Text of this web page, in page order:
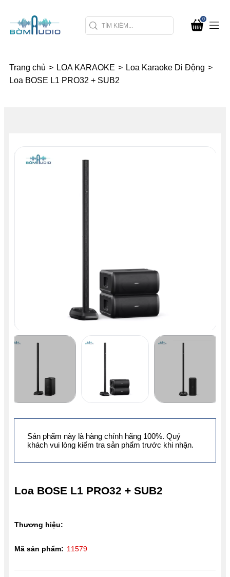
0
Trang chủ > LOA KARAOKE > Loa Karaoke Di Động >
Loa BOSE L1 PRO32 + SUB2
Loa BOSE L1 PRO32 + SUB2
Thương hiệu:
Mã sản phẩm: 11579
Sản phẩm này là hàng chính hãng 100%. Quý
khách vui lòng kiểm tra sản phẩm trước khi nhận.